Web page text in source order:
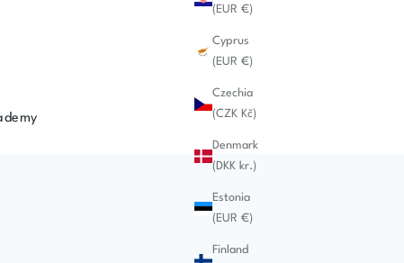
(EUR €)
Cyprus
(EUR €)
Czechia
(CZK Kč)
Denmark
(DKK kr.)
Estonia
(EUR €)
Finland